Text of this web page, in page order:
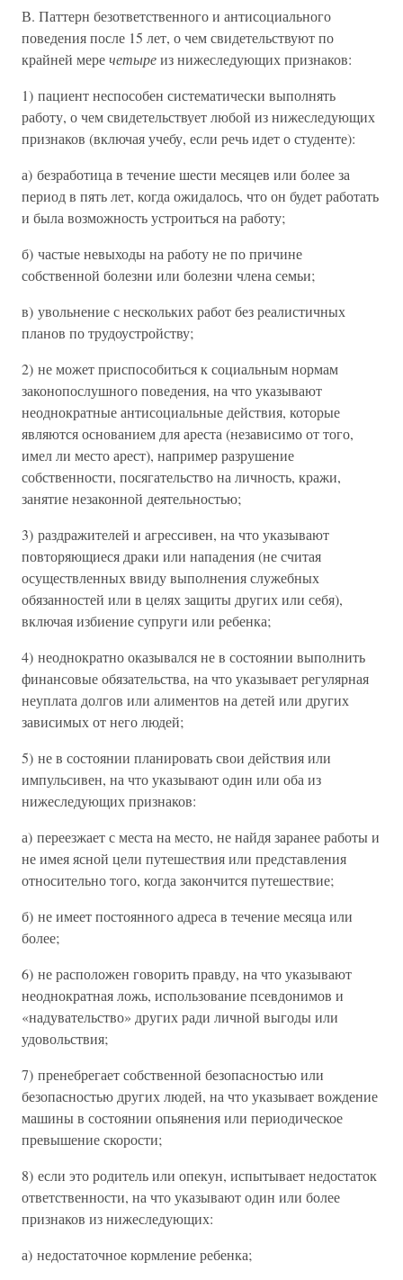
В. Паттерн безответственного и антисоциального
поведения после 15 лет, о чем свидетельствуют по
крайней меречетыреиз нижеследующих признаков:
1) пациент неспособен систематически выполнять
работу, о чем свидетельствует любой из нижеследующих
признаков (включая учебу, если речь идет о студенте):
а) безработица в течение шести месяцев или более за
период в пять лет, когда ожидалось, что он будет работать
и была возможность устроиться на работу;
б) частые невыходы на работу не по причине
собственной болезни или болезни члена семьи;
в) увольнение с нескольких работ без реалистичных
планов по трудоустройству;
2) не может приспособиться к социальным нормам
законопослушного поведения, на что указывают
неоднократные антисоциальные действия, которые
являются основанием для ареста (независимо от того,
имел ли место арест), например разрушение
собственности, посягательство на личность, кражи,
занятие незаконной деятельностью;
3) раздражителей и агрессивен, на что указывают
повторяющиеся драки или нападения (не считая
осуществленных ввиду выполнения служебных
обязанностей или в целях защиты других или себя),
включая избиение супруги или ребенка;
4) неоднократно оказывался не в состоянии выполнить
финансовые обязательства, на что указывает регулярная
неуплата долгов или алиментов на детей или других
зависимых от него людей;
5) не в состоянии планировать свои действия или
импульсивен, на что указывают один или оба из
нижеследующих признаков:
а) переезжает с места на место, не найдя заранее работы и
не имея ясной цели путешествия или представления
относительно того, когда закончится путешествие;
б) не имеет постоянного адреса в течение месяца или
более;
6) не расположен говорить правду, на что указывают
неоднократная ложь, использование псевдонимов и
«надувательство» других ради личной выгоды или
удовольствия;
7) пренебрегает собственной безопасностью или
безопасностью других людей, на что указывает вождение
машины в состоянии опьянения или периодическое
превышение скорости;
8) если это родитель или опекун, испытывает недостаток
ответственности, на что указывают один или более
признаков из нижеследующих:
а) недостаточное кормление ребенка;